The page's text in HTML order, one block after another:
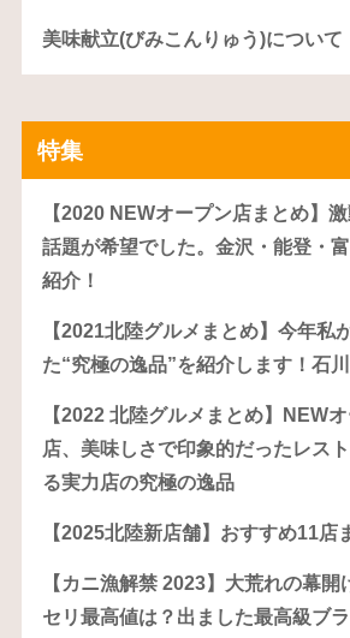
美味献立(びみこんりゅう)について
特集
【2020 NEWオープン店まとめ】
話題が希望でした。金沢・能登・
紹介！
【2021北陸グルメまとめ】今年私
た“究極の逸品”を紹介します！石
【2022 北陸グルメまとめ】NEW
店、美味しさで印象的だったレス
る実力店の究極の逸品
【2025北陸新店舗】おすすめ11店
【カニ漁解禁 2023】大荒れの幕開
セリ最高値は？出ました最高級ブ